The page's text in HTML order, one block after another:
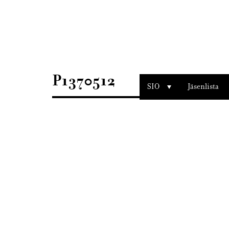
SIO Jäsenlista
P1370512